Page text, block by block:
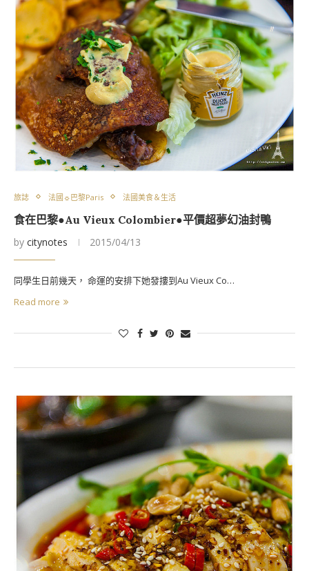
旅誌 法國☼巴黎Paris 法國美食＆生活
食在巴黎●Au Vieux Colombier●平價超夢幻油封鴨
by citynotes 2015/04/13
同學生日前幾天， 命運的安排下她發摟到Au Vieux Co…
Read more